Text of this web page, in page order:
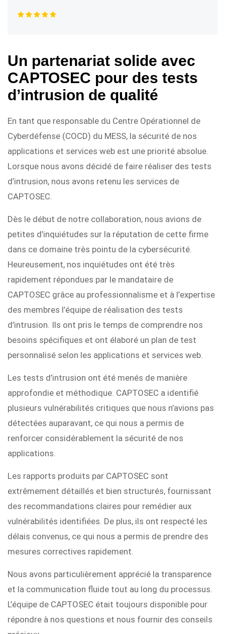
Un partenariat solide avec
CAPTOSEC pour des tests
d’intrusion de qualité
En tant que responsable du Centre Opérationnel de
Cyberdéfense (COCD) du MESS, la sécurité de nos
applications et services web est une priorité absolue.
Lorsque nous avons décidé de faire réaliser des tests
d’intrusion, nous avons retenu les services de
CAPTOSEC.
Dès le début de notre collaboration, nous avions de
petites d’inquiétudes sur la réputation de cette firme
dans ce domaine très pointu de la cybersécurité.
Heureusement, nos inquiétudes ont été très
rapidement répondues par le mandataire de
CAPTOSEC grâce au professionnalisme et à l’expertise
des membres l’équipe de réalisation des tests
d’intrusion. Ils ont pris le temps de comprendre nos
besoins spécifiques et ont élaboré un plan de test
personnalisé selon les applications et services web.
Les tests d’intrusion ont été menés de manière
approfondie et méthodique. CAPTOSEC a identifié
plusieurs vulnérabilités critiques que nous n’avions pas
détectées auparavant, ce qui nous a permis de
renforcer considérablement la sécurité de nos
applications.
Les rapports produits par CAPTOSEC sont
extrêmement détaillés et bien structurés, fournissant
des recommandations claires pour remédier aux
vulnérabilités identifiées. De plus, ils ont respecté les
délais convenus, ce qui nous a permis de prendre des
mesures correctives rapidement.
Nous avons particulièrement apprécié la transparence
et la communication fluide tout au long du processus.
L’équipe de CAPTOSEC était toujours disponible pour
répondre à nos questions et nous fournir des conseils